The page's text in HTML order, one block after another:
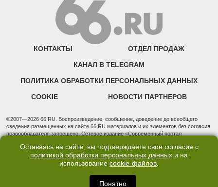
КОНТАКТЫ ОТДЕЛ ПРОДАЖ
КАНАЛ В TELEGRAM
ПОЛИТИКА ОБРАБОТКИ ПЕРСОНАЛЬНЫХ ДАННЫХ
COOKIE НОВОСТИ ПАРТНЕРОВ
©2007—2026 66.RU. Воспроизведение, сообщение, доведение до всеобщего
сведения размещенных на сайте 66.RU материалов и их элементов без согласия
правообладателя запрещено. Сетевое издание «Современный портал
надзору в сфере связи, информационных технологий и массовых коммуникаций
(Роскомнадзор). Регистрационный номер ЭЛ № ФС 77 - 76634 от 02.09.2019
Учредитель: Общество с ограниченной ответственностью "66.ру". Юридический
3, оф. 7015 Фактический адрес редакции и отдела продаж: 620014, Свердловская
обл., г. Екатеринбург, ул. Бориса Ельцина, д. 3, оф. 7015, +7 (343) 288-50-66
Оставаясь на сайте, вы подтверждаете свое согласие с
политикой обработки персональных данных и на
использование cookie-файлов.
Понятно